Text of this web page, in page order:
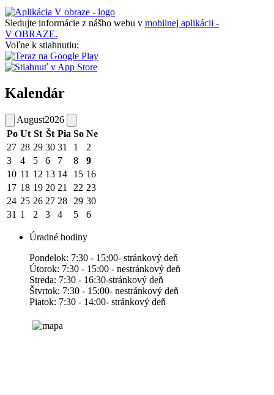
Sledujte informácie z nášho webu v mobilnej aplikácii -
V OBRAZE.
Voľne k stiahnutiu:
Kalendár
August2026
Po Ut St Št Pia So Ne
27 28 29 30 31 1
2
3
4 5 6 7 8
9
10 11 12 13 14 15 16
17 18 19 20 21 22 23
24 25 26 27 28 29 30
31 1 2 3 4 5 6
Úradné hodiny
Pondelok: 7:30 - 15:00- stránkový deň
Útorok: 7:30 - 15:00 - nestránkový deň
Streda: 7:30 - 16:30-stránkový deň
Štvrtok: 7:30 - 15:00- nestránkový deň
Piatok: 7:30 - 14:00- stránkový deň